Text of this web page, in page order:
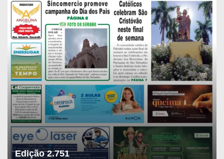
Edição 2.751